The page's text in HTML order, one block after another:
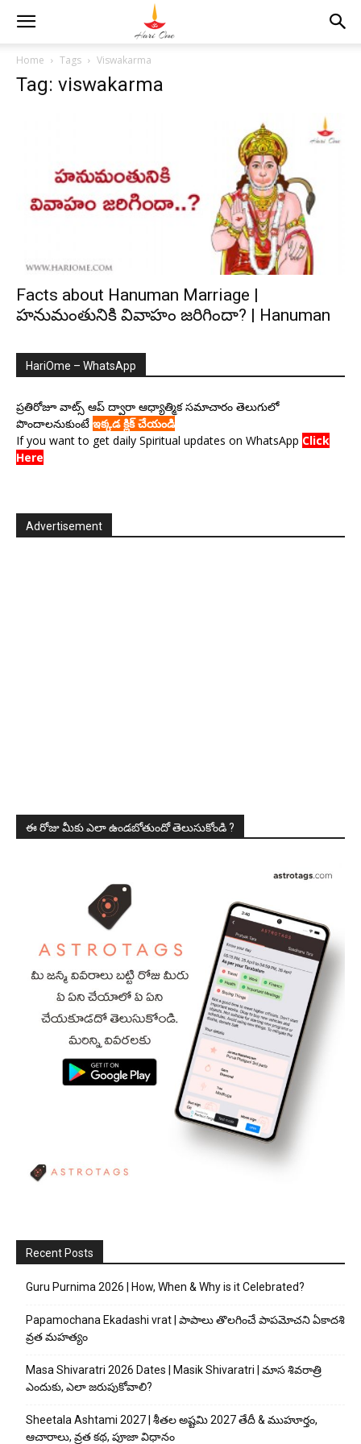
Home Tags Viswakarma
Tag: viswakarma
Facts about Hanuman Marriage |
హనుమంతునికి వివాహం జరిగిందా? | Hanuman
HariOme – WhatsApp
ప్రతిరోజూ వాట్స్ ఆప్ ద్వారా ఆధ్యాత్మిక సమాచారం తెలుగులో
పొందాలనుకుంటే ఇక్కడ క్లిక్ చేయండి
If you want to get daily Spiritual updates on WhatsApp Click
Here
Advertisement
ఈ రోజు మీకు ఎలా ఉండబోతుందో తెలుసుకోండి ?
Recent Posts
Guru Purnima 2026 | How, When & Why is it Celebrated?
Papamochana Ekadashi vrat | పాపాలు తొలగించే పాపమోచని ఏకాదశి
వ్రత మహత్యం
Masa Shivaratri 2026 Dates | Masik Shivaratri | మాస శివరాత్రి
ఎందుకు, ఎలా జరుపుకోవాలి?
Sheetala Ashtami 2027 | శీతల అష్టమి 2027 తేదీ & ముహూర్తం,
ఆచారాలు, వ్రత కథ, పూజా విధానం